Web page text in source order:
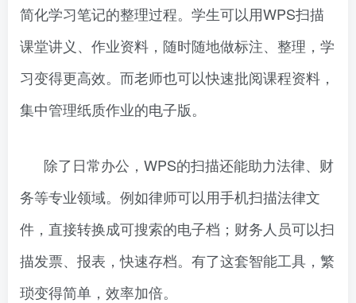
简化学习笔记的整理过程。学生可以用WPS扫描
课堂讲义、作业资料，随时随地做标注、整理，学
习变得更高效。而老师也可以快速批阅课程资料，
集中管理纸质作业的电子版。
除了日常办公，WPS的扫描还能助力法律、财
务等专业领域。例如律师可以用手机扫描法律文
件，直接转换成可搜索的电子档；财务人员可以扫
描发票、报表，快速存档。有了这套智能工具，繁
琐变得简单，效率加倍。